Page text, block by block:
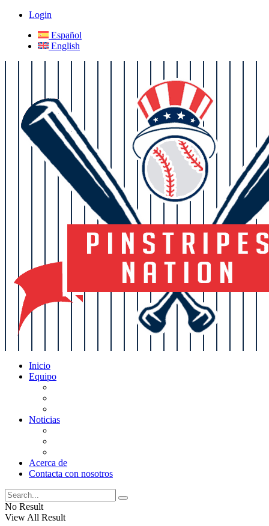
Login
Español
English
Inicio
Equipo
Noticias
Acerca de
Contacta con nosotros
No Result
View All Result